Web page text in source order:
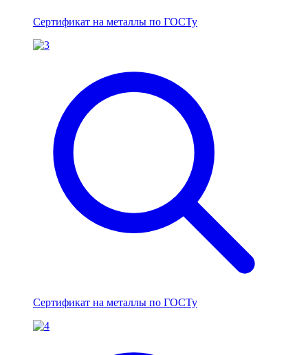
Сертификат на металлы по ГОСТу
Сертификат на металлы по ГОСТу